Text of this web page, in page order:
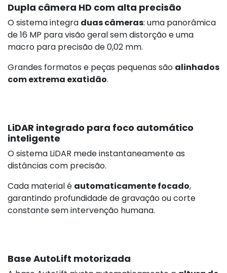
Dupla câmera HD com alta precisão
O sistema integra duas câmeras: uma panorâmica
de 16 MP para visão geral sem distorção e uma
macro para precisão de 0,02 mm.
Grandes formatos e peças pequenas são alinhados
com extrema exatidão.
LiDAR integrado para foco automático
inteligente
O sistema LiDAR mede instantaneamente as
distâncias com precisão.
Cada material é automaticamente focado,
garantindo profundidade de gravação ou corte
constante sem intervenção humana.
Base AutoLift motorizada